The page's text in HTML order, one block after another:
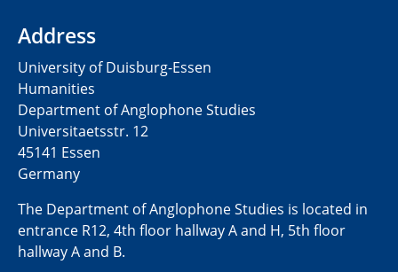
Address
University of Duisburg-Essen
Humanities
Department of Anglophone Studies
Universitaetsstr. 12​​
45141 Essen
Germany
The Department of Anglophone Studies is located in
entrance R12, 4th floor hallway A and H, 5th floor
hallway A and B.